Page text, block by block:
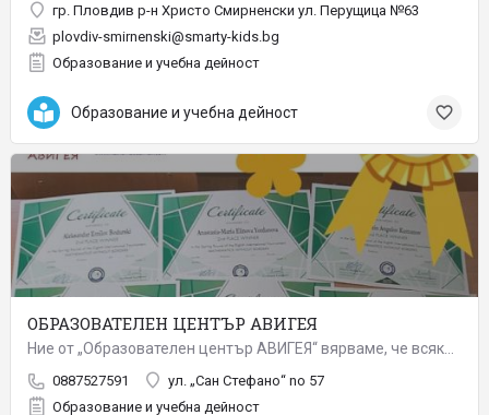
гр. Пловдив р-н Христо Смирненски ул. Перущица №63
plovdiv-smirnenski@smarty-kids.bg
Образование и учебна дейност
Образование и учебна дейност
ОБРАЗОВАТЕЛЕН ЦЕНТЪР АВИГЕЯ
0887527591
ул. „Сан Стефано“ no 57
Образование и учебна дейност